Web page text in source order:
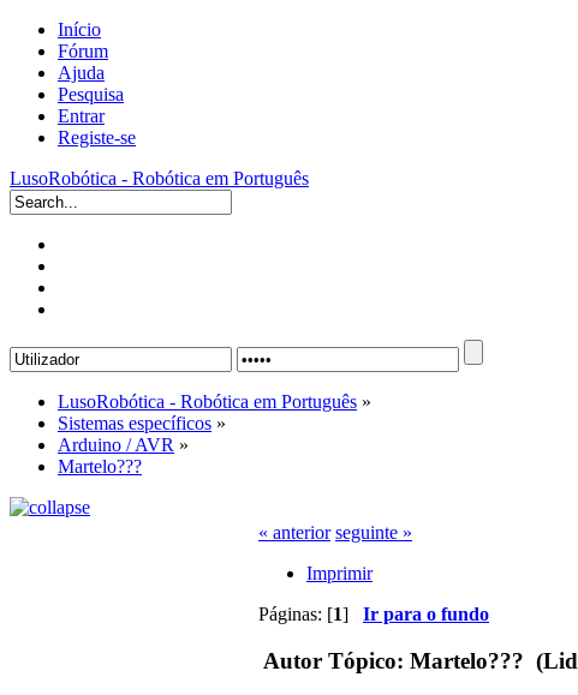
Início
Fórum
Ajuda
Pesquisa
Entrar
Registe-se
LusoRobótica - Robótica em Português
LusoRobótica - Robótica em Português »
Sistemas específicos »
Arduino / AVR »
Martelo???
« anterior seguinte »
Imprimir
Páginas: [1] Ir para o fundo
Autor Tópico: Martelo???